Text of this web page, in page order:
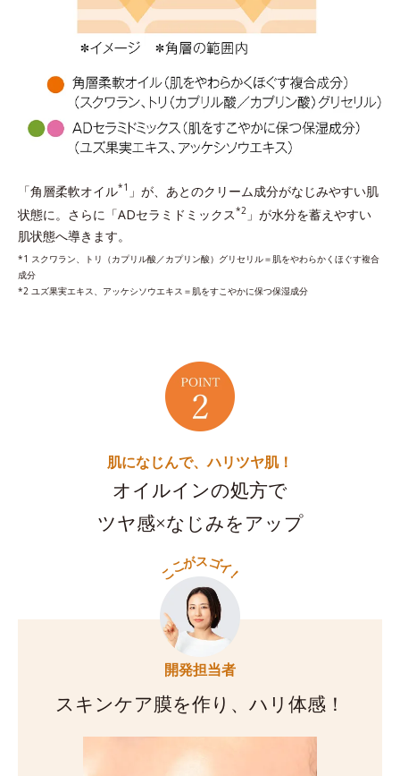
「角層柔軟オイル*1 」が、あとのクリーム成分がなじみやすい肌
状態に。さらに「ADセラミドミックス*2 」が水分を蓄えやすい
肌状態へ導きます。
*1 スクワラン、トリ（カプリル酸／カプリン酸）グリセリル＝肌をやわらかくほぐす複合
成分
*2 ユズ果実エキス、アッケシソウエキス＝肌をすこやかに保つ保湿成分
肌になじんで、ハリツヤ肌！
オイルインの処方で
ツヤ感×なじみをアップ
ここがスゴイ
！
開発担当者
スキンケア膜を作り、ハリ体感！